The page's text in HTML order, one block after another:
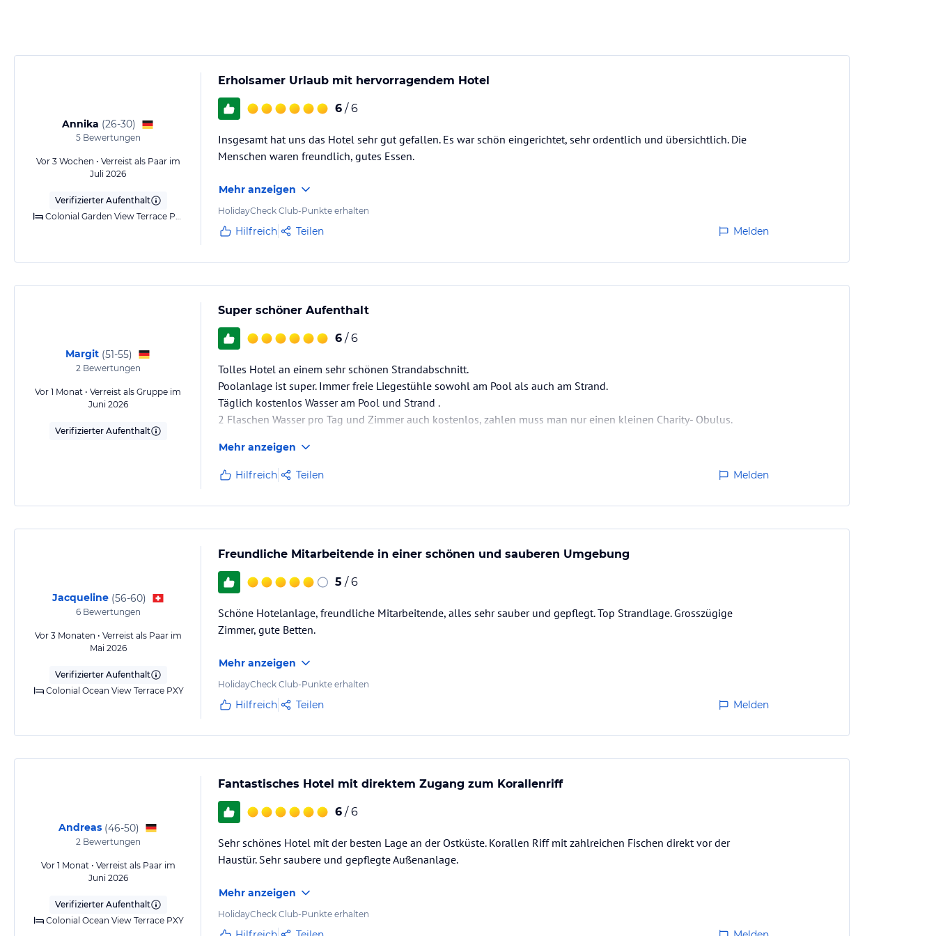
Annika (26-30)
5Bewertungen
Vor 3 Wochen • Verreist als Paar im
Juli 2026
Verifizierter Aufenthalt
Colonial Garden View Terrace PXY
Erholsamer Urlaub mit hervorragendem Hotel
6 / 6
Insgesamt hat uns das Hotel sehr gut gefallen. Es war schön eingerichtet, sehr ordentlich und übersichtlich. Die
Menschen waren freundlich, gutes Essen.
Mehr anzeigen
HolidayCheck Club-Punkte erhalten
Hilfreich Teilen Melden
Margit (51-55)
2Bewertungen
Vor 1 Monat • Verreist als Gruppe im
Juni 2026
Verifizierter Aufenthalt
Super schöner Aufenthalt
6 / 6
Tolles Hotel an einem sehr schönen Strandabschnitt.
Poolanlage ist super. Immer freie Liegestühle sowohl am Pool als auch am Strand.
Täglich kostenlos Wasser am Pool und Strand .
2 Flaschen Wasser pro Tag und Zimmer auch kostenlos, zahlen muss man nur einen kleinen Charity- Obulus.
Mehr anzeigen
Hilfreich Teilen Melden
Jacqueline (56-60)
6Bewertungen
Vor 3 Monaten • Verreist als Paar im
Mai 2026
Verifizierter Aufenthalt
Colonial Ocean View Terrace PXY
Freundliche Mitarbeitende in einer schönen und sauberen Umgebung
5 / 6
Schöne Hotelanlage, freundliche Mitarbeitende, alles sehr sauber und gepflegt. Top Strandlage. Grosszügige
Zimmer, gute Betten.
Mehr anzeigen
HolidayCheck Club-Punkte erhalten
Hilfreich Teilen Melden
Andreas (46-50)
2Bewertungen
Vor 1 Monat • Verreist als Paar im
Juni 2026
Verifizierter Aufenthalt
Colonial Ocean View Terrace PXY
Fantastisches Hotel mit direktem Zugang zum Korallenriff
6 / 6
Sehr schönes Hotel mit der besten Lage an der Ostküste. Korallen Riff mit zahlreichen Fischen direkt vor der
Haustür. Sehr saubere und gepflegte Außenanlage.
Mehr anzeigen
HolidayCheck Club-Punkte erhalten